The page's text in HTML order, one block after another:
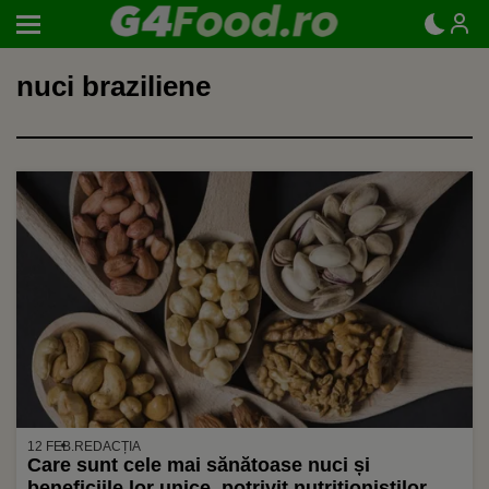
nuci braziliene
12 FEB.REDACȚIA
Care sunt cele mai sănătoase nuci și